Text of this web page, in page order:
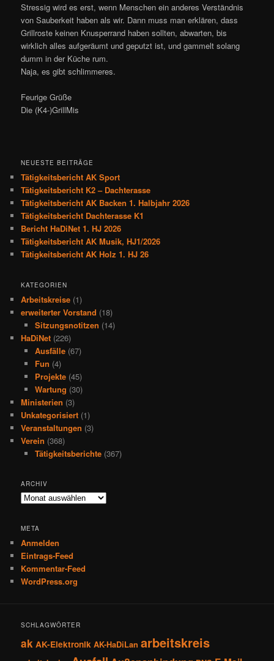
Stressig wird es erst, wenn Menschen ein anderes Verständnis
von Sauberkeit haben als wir. Dann muss man erklären, dass
Grillroste keinen Knusperrand haben sollten, abwarten, bis
wirklich alles aufgeräumt und geputzt ist, und gammelt solang
dumm in der Küche rum.
Naja, es gibt schlimmeres.
Feurige Grüße
Die (K4-)GrillMis
NEUESTE BEITRÄGE
Tätigkeitsbericht AK Sport
Tätigkeitsbericht K2 – Dachterasse
Tätigkeitsbericht AK Backen 1. Halbjahr 2026
Tätigkeitsbericht Dachterasse K1
Bericht HaDiNet 1. HJ 2026
Tätigkeitsbericht AK Musik, HJ1/2026
Tätigkeitsbericht AK Holz 1. HJ 26
KATEGORIEN
Arbeitskreise (1)
erweiterter Vorstand (18)
Sitzungsnotitzen (14)
HaDiNet (226)
Ausfälle(67)
Fun (4)
Projekte(45)
Wartung (30)
Ministerien (3)
Unkategorisiert (1)
Veranstaltungen (3)
Verein (368)
Tätigkeitsberichte(367)
ARCHIV
Archiv
META
Anmelden
Eintrags-Feed
Kommentar-Feed
WordPress.org
SCHLAGWÖRTER
ak AK-Elektronik AK-HaDiLan arbeitskreis